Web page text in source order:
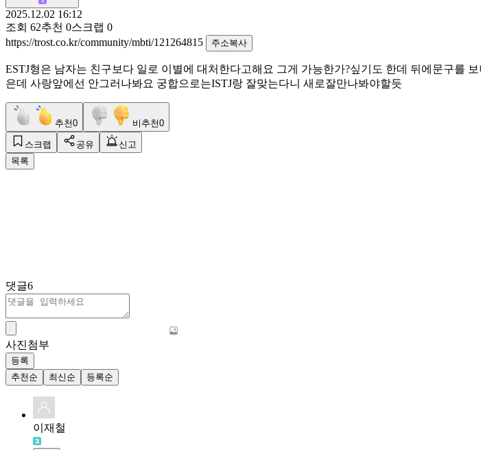
2025.12.02 16:12
조회 62추천 0스크랩 0
https://trost.co.kr/community/mbti/121264815
주소복사
ESTJ형은 남자는 친구보다 일로 이별에 대처한다고해요 그게 가능한가?싶기도 한데 뒤에문구를
은데 사랑앞에선 안그러나봐요 궁합으로는ISTJ랑 잘맞는다니 새로잘만나봐야할듯
추천0 비추천0
스크랩 공유
신고
목록
댓글6
사진첨부
등록
추천순
최신순 등록순
이재철